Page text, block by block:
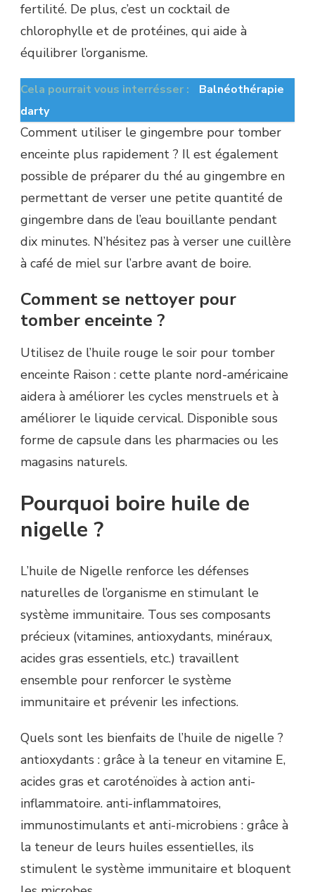
fertilité. De plus, c’est un cocktail de
chlorophylle et de protéines, qui aide à
équilibrer l’organisme.
Cela pourrait vous interrésser :
Balnéothérapie
darty
Comment utiliser le gingembre pour tomber
enceinte plus rapidement ? Il est également
possible de préparer du thé au gingembre en
permettant de verser une petite quantité de
gingembre dans de l’eau bouillante pendant
dix minutes. N’hésitez pas à verser une cuillère
à café de miel sur l’arbre avant de boire.
Comment se nettoyer pour
tomber enceinte ?
Utilisez de l’huile rouge le soir pour tomber
enceinte Raison : cette plante nord-américaine
aidera à améliorer les cycles menstruels et à
améliorer le liquide cervical. Disponible sous
forme de capsule dans les pharmacies ou les
magasins naturels.
Pourquoi boire huile de
nigelle ?
L’huile de Nigelle renforce les défenses
naturelles de l’organisme en stimulant le
système immunitaire. Tous ses composants
précieux (vitamines, antioxydants, minéraux,
acides gras essentiels, etc.) travaillent
ensemble pour renforcer le système
immunitaire et prévenir les infections.
Quels sont les bienfaits de l’huile de nigelle ?
antioxydants : grâce à la teneur en vitamine E,
acides gras et caroténoïdes à action anti-
inflammatoire. anti-inflammatoires,
immunostimulants et anti-microbiens : grâce à
la teneur de leurs huiles essentielles, ils
stimulent le système immunitaire et bloquent